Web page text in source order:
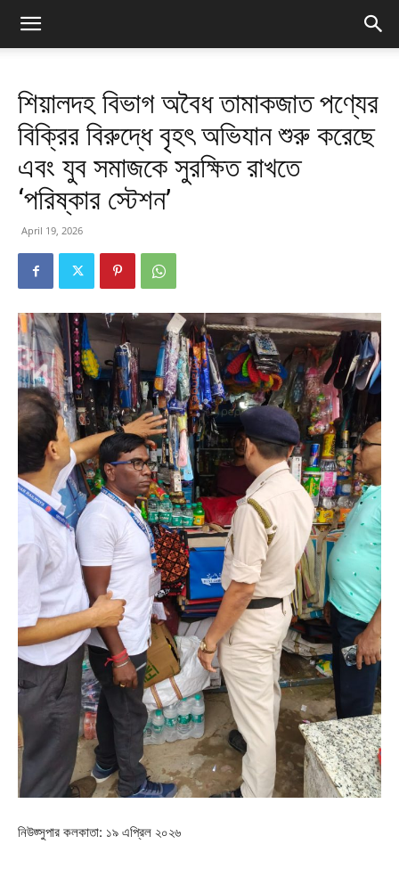
শিয়ালদহ বিভাগ অবৈধ তামাকজাত পণ্যের
বিক্রির বিরুদ্ধে বৃহৎ অভিযান শুরু করেছে
এবং যুব সমাজকে সুরক্ষিত রাখতে
‘পরিষ্কার স্টেশন’
April 19, 2026
নিউজ্সুপার কলকাতা: ১৯ এপ্রিল ২০২৬